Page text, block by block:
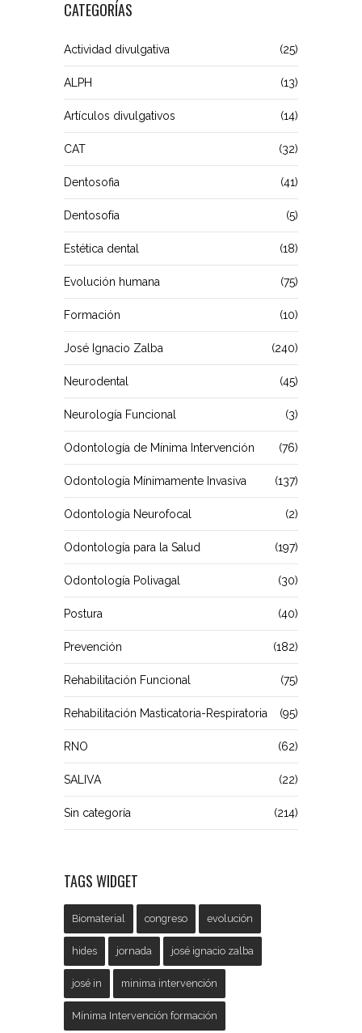
CATEGORÍAS
Actividad divulgativa (25)
ALPH (13)
Artículos divulgativos (14)
CAT (32)
Dentosofia (41)
Dentosofía (5)
Estética dental (18)
Evolución humana (75)
Formación (10)
José Ignacio Zalba (240)
Neurodental (45)
Neurología Funcional (3)
Odontología de Mínima Intervención (76)
Odontología Mínimamente Invasiva (137)
Odontología Neurofocal (2)
Odontología para la Salud (197)
Odontología Polivagal (30)
Postura (40)
Prevención (182)
Rehabilitación Funcional (75)
Rehabilitación Masticatoria-Respiratoria (95)
RNO (62)
SALIVA (22)
Sin categoría (214)
TAGS WIDGET
Biomaterial congreso evolución
hides jornada josé ignacio zalba
josé in minima intervención
Mínima Intervención formación